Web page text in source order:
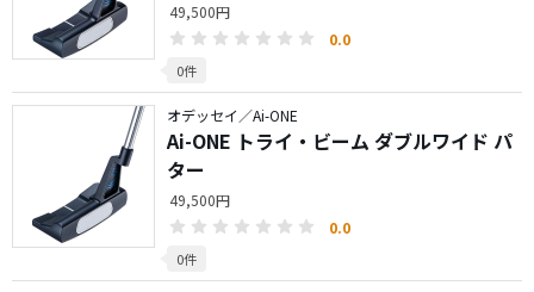
49,500円
0.0
0件
オデッセイ／Ai-ONE
Ai-ONE トライ・ビーム ダブルワイド パ
ター
49,500円
0.0
0件